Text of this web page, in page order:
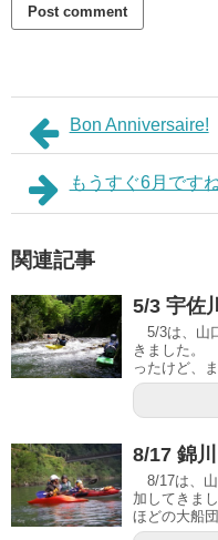
Bon Anniversaire!
もうすぐ6月です
関連記事
5/3 宇佐
5/3は、山
きました。
ったけど、
8/17 錦
8/17は、山
加してきま
ほどの大船